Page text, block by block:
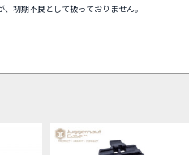
初期不良として扱っておりません。